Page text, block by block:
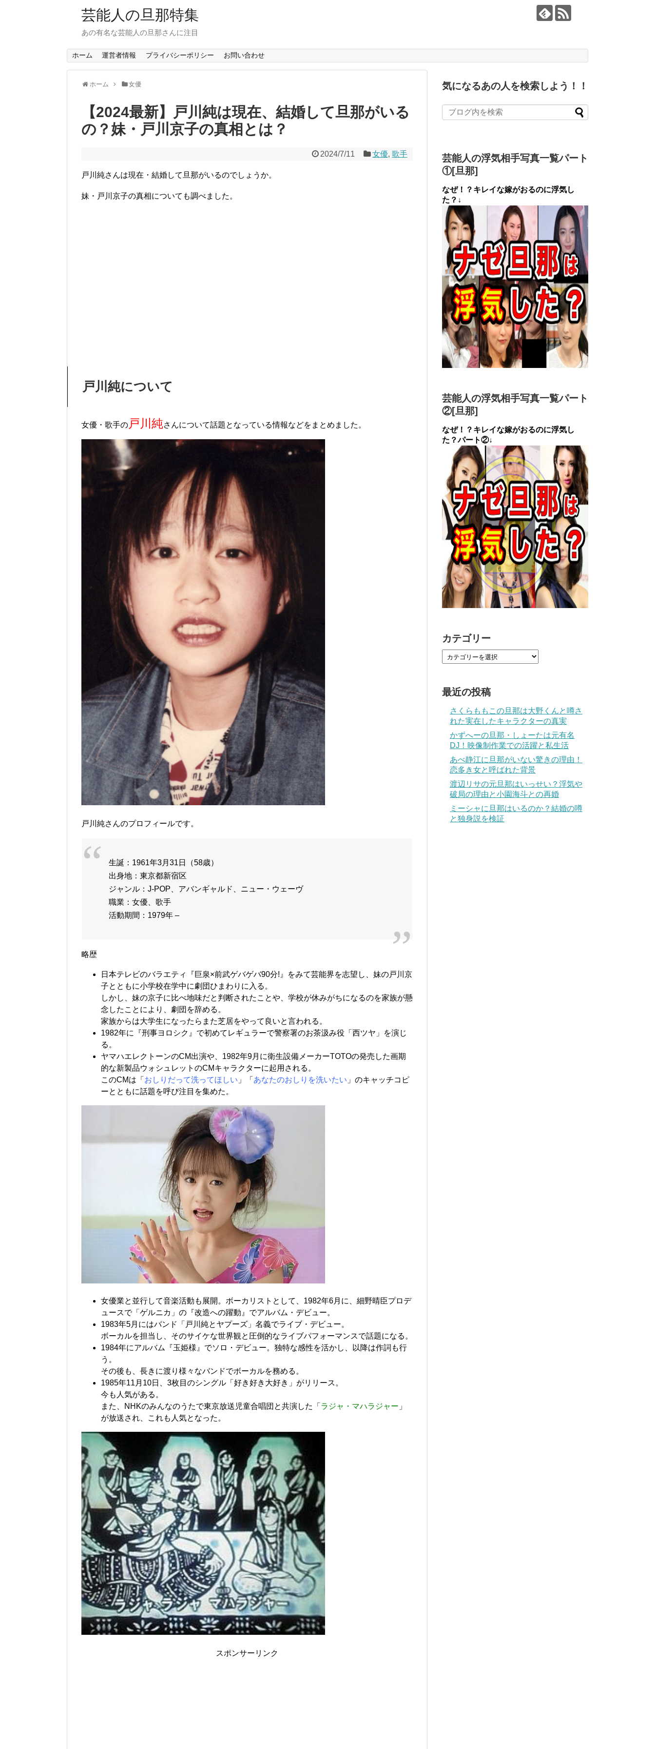
芸能人の旦那特集
あの有名な芸能人の旦那さんに注目
ホーム 運営者情報 プライバシーポリシー お問い合わせ
ホーム 女優
【2024最新】戸川純は現在、結婚して旦那がいる
の？妹・戸川京子の真相とは？
2024/7/11 女優, 歌手
戸川純さんは現在・結婚して旦那がいるのでしょうか。
妹・戸川京子の真相についても調べました。
戸川純について
女優・歌手の 戸川純さんについて話題となっている情報などをまとめました。
戸川純さんのプロフィールです。
生誕：1961年3月31日（58歳）
出身地：東京都新宿区
ジャンル：J-POP、アバンギャルド、ニュー・ウェーヴ
職業：女優、歌手
活動期間：1979年 –
略歴
日本テレビのバラエティ『巨泉×前武ゲバゲバ90分!』をみて芸能界を志望し、妹の戸川京
子とともに小学校在学中に劇団ひまわりに入る。
しかし、妹の京子に比べ地味だと判断されたことや、学校が休みがちになるのを家族が懸
念したことにより、劇団を辞める。
家族からは大学生になったらまた芝居をやって良いと言われる。
1982年に『刑事ヨロシク』で初めてレギュラーで警察署のお茶汲み役「西ツヤ」を演じ
る。
ヤマハエレクトーンのCM出演や、1982年9月に衛生設備メーカーTOTOの発売した画期
的な新製品ウォシュレットのCMキャラクターに起用される。
このCMは「 おしりだって洗ってほしい 」「 あなたのおしりを洗いたい 」のキャッチコピ
ーとともに話題を呼び注目を集めた。
女優業と並行して音楽活動も展開。ボーカリストとして、1982年6月に、細野晴臣プロデ
ュースで「ゲルニカ」の『改造への躍動』でアルバム・デビュー。
1983年5月にはバンド「戸川純とヤプーズ」名義でライブ・デビュー。
ボーカルを担当し、そのサイケな世界観と圧倒的なライブパフォーマンスで話題になる。
1984年にアルバム『玉姫様』でソロ・デビュー。独特な感性を活かし、以降は作詞も行
う。
その後も、長きに渡り様々なバンドでボーカルを務める。
1985年11月10日、3枚目のシングル「好き好き大好き」がリリース。
今も人気がある。
また、NHKのみんなのうたで東京放送児童合唱団と共演した「 ラジャ・マハラジャー 」
が放送され、これも人気となった。
スポンサーリンク
気になるあの人を検索しよう！！
芸能人の浮気相手写真一覧パート
①[旦那]
なぜ！？キレイな嫁がおるのに浮気し
た？↓
芸能人の浮気相手写真一覧パート
②[旦那]
なぜ！？キレイな嫁がおるのに浮気し
た？パート②↓
カテゴリー
最近の投稿
さくらももこの旦那は大野くんと噂さ
れた実在したキャラクターの真実
かずへーの旦那・しょーたは元有名
DJ！映像制作業での活躍と私生活
あべ静江に旦那がいない驚きの理由！
恋多き女と呼ばれた背景
渡辺リサの元旦那はいっせい？浮気や
破局の理由と小園海斗との再婚
ミーシャに旦那はいるのか？結婚の噂
と独身説を検証